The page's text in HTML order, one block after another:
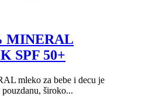
MINERAL
SPF 50+
mleko za bebe i decu je
široko...